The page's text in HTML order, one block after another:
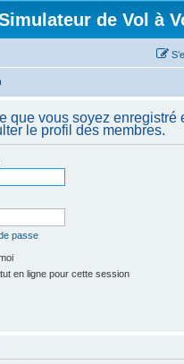
de Vol à
que vous soyez enregistré
le profil des membres.
passe
en ligne pour cette session